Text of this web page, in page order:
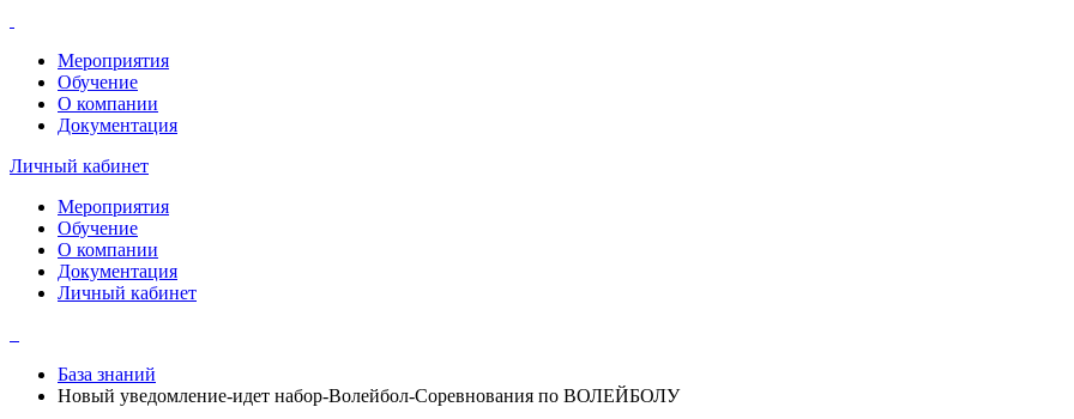
Мероприятия
Обучение
О компании
Документация
Личный кабинет
Мероприятия
Обучение
О компании
Документация
Личный кабинет
База знаний
Новый уведомление-идет набор-Волейбол-Соревнования по ВОЛЕЙБОЛУ